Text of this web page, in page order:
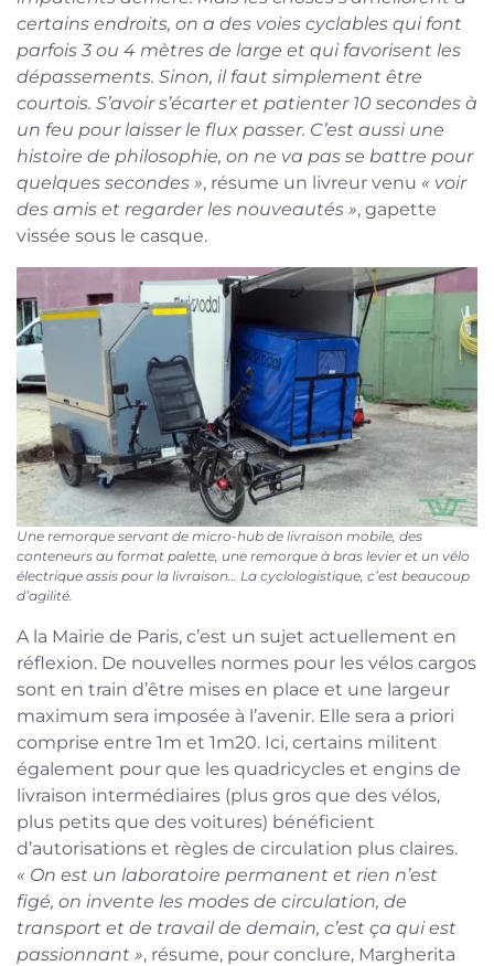
certains endroits, on a des voies cyclables qui font
parfois 3 ou 4 mètres de large et qui favorisent les
dépassements. Sinon, il faut simplement être
courtois. S’avoir s’écarter et patienter 10 secondes à
un feu pour laisser le flux passer. C’est aussi une
histoire de philosophie, on ne va pas se battre pour
quelques secondes », résume un livreur venu « voir
des amis et regarder les nouveautés », gapette
vissée sous le casque.
Une remorque servant de micro-hub de livraison mobile, des
conteneurs au format palette, une remorque à bras levier et un vélo
électrique assis pour la livraison… La cyclologistique, c’est beaucoup
d’agilité.
A la Mairie de Paris, c’est un sujet actuellement en
réflexion. De nouvelles normes pour les vélos cargos
sont en train d’être mises en place et une largeur
maximum sera imposée à l’avenir. Elle sera a priori
comprise entre 1m et 1m20. Ici, certains militent
également pour que les quadricycles et engins de
livraison intermédiaires (plus gros que des vélos,
plus petits que des voitures) bénéficient
d’autorisations et règles de circulation plus claires.
« On est un laboratoire permanent et rien n’est
figé, on invente les modes de circulation, de
transport et de travail de demain, c’est ça qui est
passionnant », résume, pour conclure, Margherita